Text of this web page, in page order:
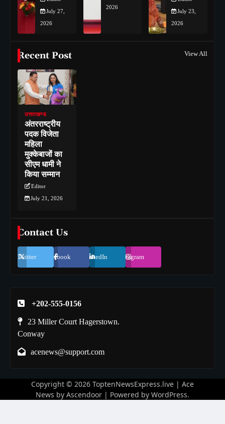
July 27,
2026
2026
July 23,
2026
Recent Post View All
उत्तराखण्ड
अंतरराष्ट्रीय
पदक विजेता
महिला
मुक्केबाजों का
सीएम धामी ने
किया सम्मान
Editor
July 21, 2026
Contact Us
Twitter Facebook LinkedIn Instagram
+202-555-0156
23 Miller Court Hagerstown.
Conway
acenews@support.com
Copyright © 2026 ToptenNewsExpress.live | Ace
News by Ascendoor | Powered by WordPress.